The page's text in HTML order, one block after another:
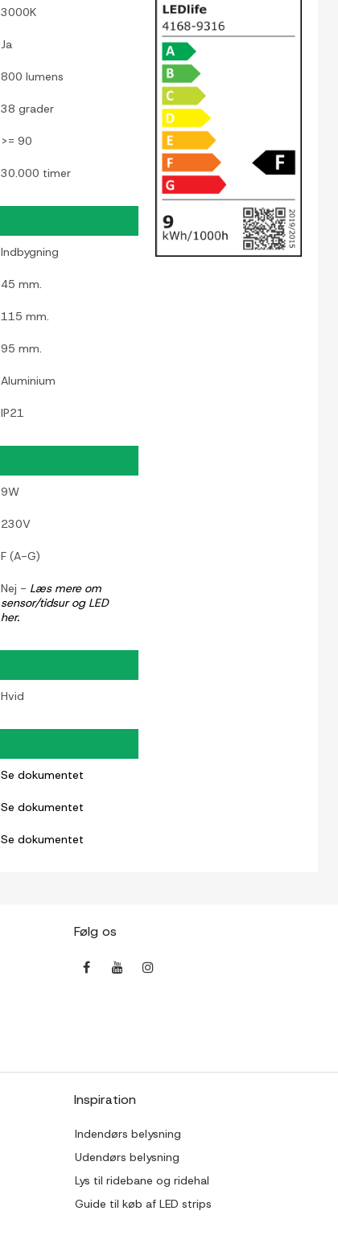
3000K
Ja
800 lumens
38 grader
>= 90
30.000 timer
Indbygning
45 mm.
115 mm.
95 mm.
Aluminium
IP21
9W
230V
F (A-G)
Nej - Læs mere om
sensor/tidsur og LED
her.
Hvid
Se dokumentet
Se dokumentet
Se dokumentet
Følg os
Inspiration
Indendørs belysning
Udendørs belysning
Lys til ridebane og ridehal
Guide til køb af LED strips